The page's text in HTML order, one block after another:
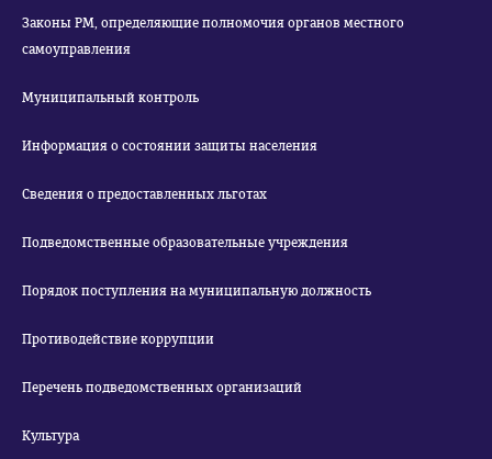
Законы РМ, определяющие полномочия органов местного
самоуправления
Муниципальный контроль
Информация о состоянии защиты населения
Сведения о предоставленных льготах
Подведомственные образовательные учреждения
Порядок поступления на муниципальную должность
Противодействие коррупции
Перечень подведомственных организаций
Культура